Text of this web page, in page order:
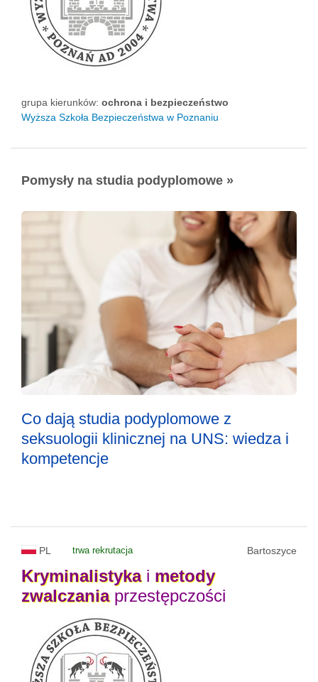
grupa kierunków: ochrona i bezpieczeństwo
Wyższa Szkoła Bezpieczeństwa w Poznaniu
Pomysły na studia podyplomowe »
Co dają studia podyplomowe z
seksuologii klinicznej na UNS: wiedza i
kompetencje
PL trwa rekrutacja Bartoszyce
Kryminalistykai metody
zwalczaniaprzestępczości